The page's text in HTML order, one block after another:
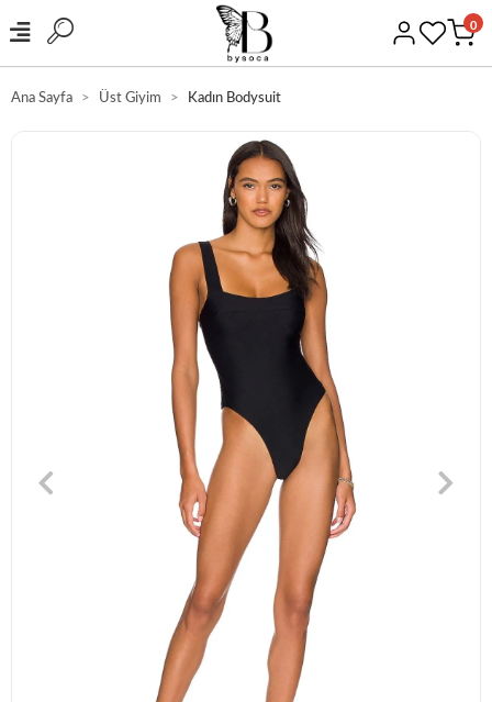
0
HIZLI KARGO
Ana Sayfa Üst Giyim Kadın Bodysuit